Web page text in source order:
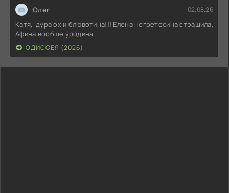
Олег 02.08.26
Катя, дура ох и блювотина!!! Елена негретосина страшила,
Афина вообще уродина
ОДИССЕЯ (2026)